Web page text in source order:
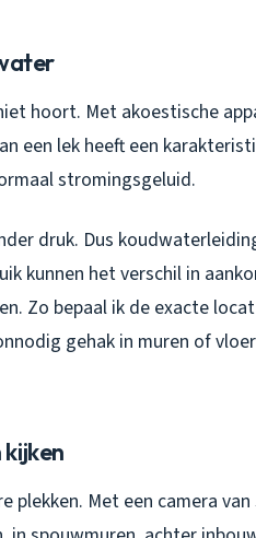
hoort. Met akoestische
een lek heeft een
stromingsgeluid.
druk. Dus
kunnen het verschil in
Zo bepaal ik de exacte
gehak in muren of
plekken. Met een camera